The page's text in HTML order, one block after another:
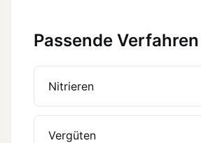
Passende Verfahren
Nitrieren
Vergüten